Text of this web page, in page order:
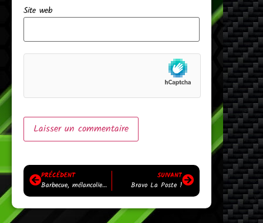
Site web
PRÉCÉDENT
Barbecue, mélancolie…
SUIVANT
Bravo La Poste !